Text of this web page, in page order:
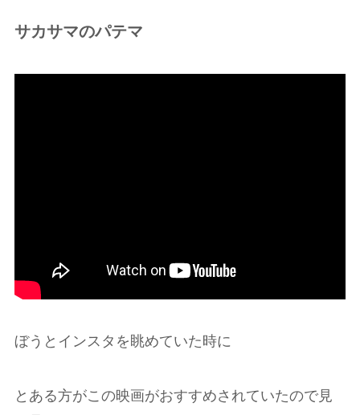
サカサマのパテマ
ぼうとインスタを眺めていた時に
とある方がこの映画がおすすめされていたので見